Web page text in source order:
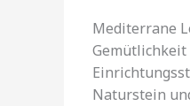
Mediterrane
Gemütlichkeit
Naturstein